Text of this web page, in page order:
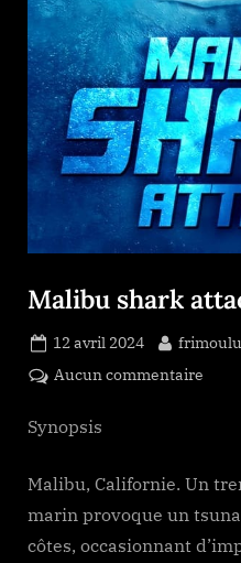
Malibu shark
Posted
on
12 avril 2024 By
Aucun commentaire
Synopsis
Malibu, Californie. Un
marin provoque un
côtes, occasionnant